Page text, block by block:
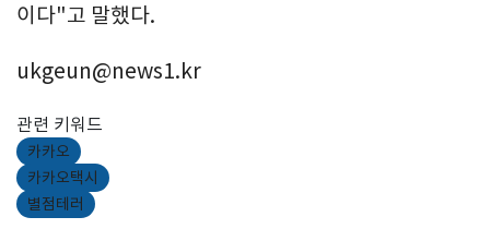
이다"고 말했다.
ukgeun@news1.kr
관련 키워드
카카오
카카오택시
별점테러